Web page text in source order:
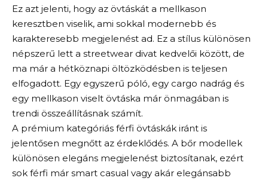
Ez azt jelenti, hogy az övtáskát a mellkason
keresztben viselik, ami sokkal modernebb és
karakteresebb megjelenést ad. Ez a stílus különösen
népszerű lett a streetwear divat kedvelői között, de
ma már a hétköznapi öltözködésben is teljesen
elfogadott. Egy egyszerű póló, egy cargo nadrág és
egy mellkason viselt övtáska már önmagában is
trendi összeállításnak számít.
A prémium kategóriás férfi övtáskák iránt is
jelentősen megnőtt az érdeklődés. A bőr modellek
különösen elegáns megjelenést biztosítanak, ezért
sok férfi már smart casual vagy akár elegánsabb